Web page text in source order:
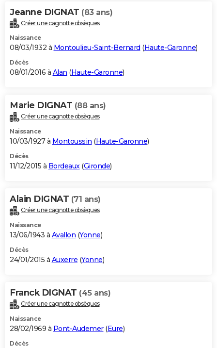
Jeanne DIGNAT (83 ans)
Créer une cagnotte obsèques
Naissance
08/03/1932 à Montoulieu-Saint-Bernard (Haute-Garonne)
Décès
08/01/2016 à Alan (Haute-Garonne)
Marie DIGNAT (88 ans)
Créer une cagnotte obsèques
Naissance
10/03/1927 à Montoussin (Haute-Garonne)
Décès
11/12/2015 à Bordeaux(Gironde)
Alain DIGNAT (71 ans)
Créer une cagnotte obsèques
Naissance
13/06/1943 à Avallon (Yonne)
Décès
24/01/2015 à Auxerre (Yonne)
Franck DIGNAT (45 ans)
Créer une cagnotte obsèques
Naissance
28/02/1969 à Pont-Audemer(Eure)
Décès